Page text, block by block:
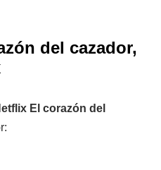
del cazador,
El corazón del